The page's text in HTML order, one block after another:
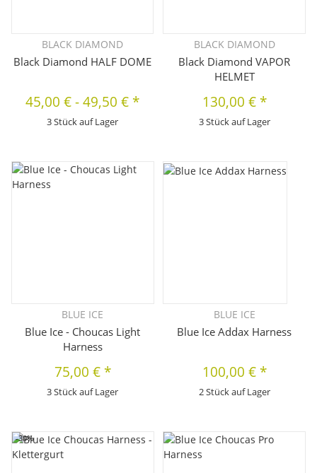
BLACK DIAMOND
Black Diamond HALF DOME
45,00 €-49,50 € *
3 Stück auf Lager
BLACK DIAMOND
Black Diamond VAPOR
HELMET
130,00 € *
3 Stück auf Lager
BLUE ICE
Blue Ice - Choucas Light
Harness
75,00 € *
3 Stück auf Lager
BLUE ICE
Blue Ice Addax Harness
100,00 € *
2 Stück auf Lager
-30%